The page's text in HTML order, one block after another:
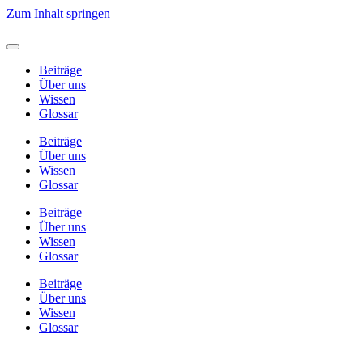
Zum Inhalt springen
Beiträge
Über uns
Wissen
Glossar
Beiträge
Über uns
Wissen
Glossar
Beiträge
Über uns
Wissen
Glossar
Beiträge
Über uns
Wissen
Glossar